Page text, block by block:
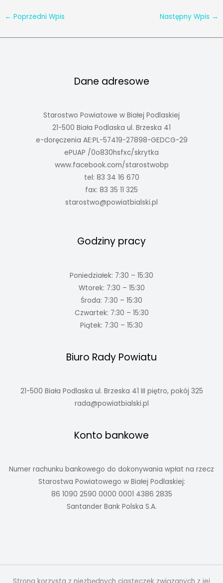
← Poprzedni Wpis Następny Wpis →
Dane adresowe
Starostwo Powiatowe w Białej Podlaskiej
21-500 Biała Podlaska ul. Brzeska 41
e-doręczenia AE:PL-57419-27898-GEDCG-29
ePUAP /0o830hsfxc/skrytka
www.facebook.com/starostwobp
tel: 83 34 16 670
fax: 83 35 11 325
starostwo@powiatbialski.pl
Godziny pracy
Poniedziałek: 7:30 – 15:30
Wtorek: 7:30 – 15:30
Środa: 7:30 – 15:30
Czwartek: 7:30 – 15:30
Piątek: 7:30 – 15:30
Biuro Rady Powiatu
21-500 Biała Podlaska ul. Brzeska 41 III piętro, pokój 325
rada@powiatbialski.pl
Konto bankowe
Numer rachunku bankowego do dokonywania wpłat na rzecz
Starostwa Powiatowego w Białej Podlaskiej:
86 1090 2590 0000 0001 4386 2835
Santander Bank Polska S.A.